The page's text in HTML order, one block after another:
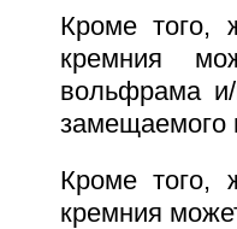
Кроме того,
кремния
вольфрама
замещаемого
Кроме того,
кремния